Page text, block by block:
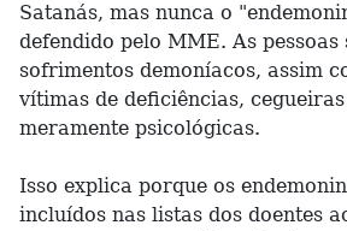
Satanás, mas nunca o
defendido pelo MME. As pessoas
sofrimentos demoníacos, assim
vítimas de deficiências,
meramente psicológicas.
Isso explica porque os
incluídos nas listas dos doentes